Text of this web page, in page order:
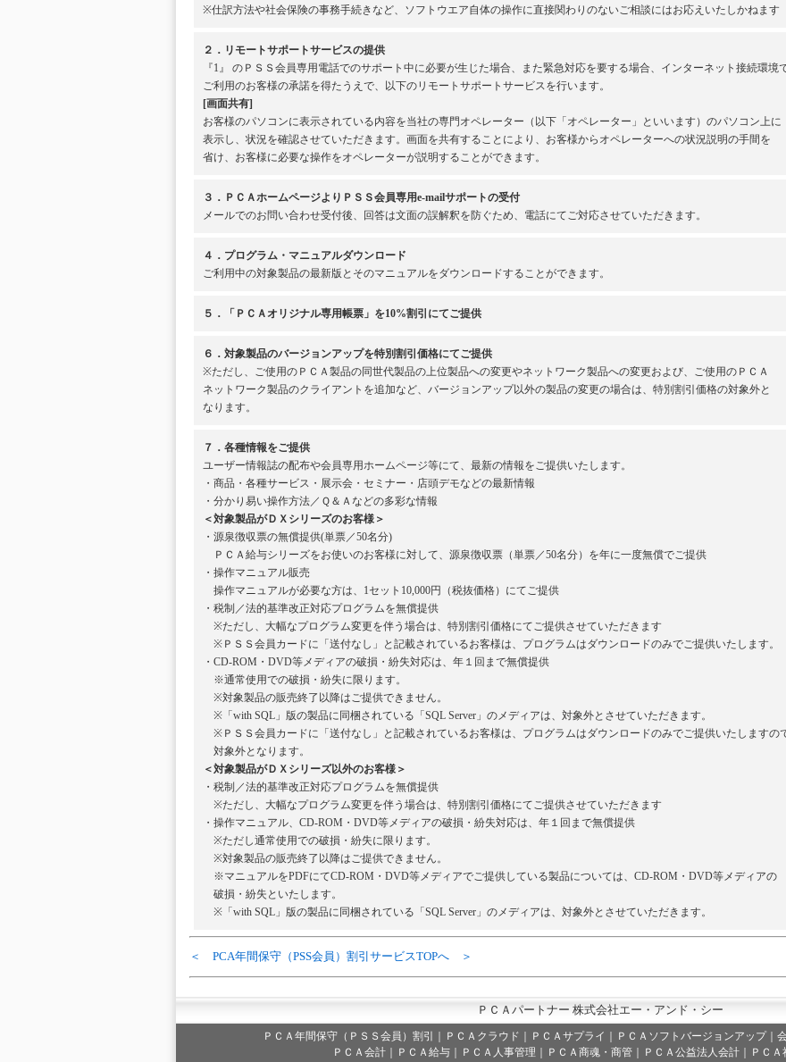
※仕訳方法や社会保険の事務手続きなど、ソフトウエア自体の操作に直接関わりのないご相談にはお応えいたしかねます
２．リモートサポートサービスの提供
『1』 のＰＳＳ会員専用電話でのサポート中に必要が生じた場合、また緊急対応を要する場合、インターネット接続環境
ご利用のお客様の承諾を得たうえで、以下のリモートサポートサービスを行います。
[画面共有]
お客様のパソコンに表示されている内容を当社の専門オペレーター（以下「オペレーター」といいます）のパソコン上に
表示し、状況を確認させていただきます。画面を共有することにより、お客様からオペレーターへの状況説明の手間を
省け、お客様に必要な操作をオペレーターが説明することができます。
３．ＰＣＡホームページよりＰＳＳ会員専用e-mailサポートの受付
メールでのお問い合わせ受付後、回答は文面の誤解釈を防ぐため、電話にてご対応させていただきます。
４．プログラム・マニュアルダウンロード
ご利用中の対象製品の最新版とそのマニュアルをダウンロードすることができます。
５．「ＰＣＡオリジナル専用帳票」を10%割引にてご提供
６．対象製品のバージョンアップを特別割引価格にてご提供
※ただし、ご使用のＰＣＡ製品の同世代製品の上位製品への変更やネットワーク製品への変更および、ご使用のＰＣＡ
ネットワーク製品のクライアントを追加など、バージョンアップ以外の製品の変更の場合は、特別割引価格の対象外と
なります。
７．各種情報をご提供
ユーザー情報誌の配布や会員専用ホームページ等にて、最新の情報をご提供いたします。
・商品・各種サービス・展示会・セミナー・店頭デモなどの最新情報
・分かり易い操作方法／Ｑ＆Ａなどの多彩な情報
＜対象製品がＤＸシリーズのお客様＞
・源泉徴収票の無償提供(単票／50名分)
ＰＣＡ給与シリーズをお使いのお客様に対して、源泉徴収票（単票／50名分）を年に一度無償でご提供
・操作マニュアル販売
操作マニュアルが必要な方は、1セット10,000円（税抜価格）にてご提供
・税制／法的基準改正対応プログラムを無償提供
※ただし、大幅なプログラム変更を伴う場合は、特別割引価格にてご提供させていただきます
※ＰＳＳ会員カードに「送付なし」と記載されているお客様は、プログラムはダウンロードのみでご提供いたします。
・CD-ROM・DVD等メディアの破損・紛失対応は、年１回まで無償提供
※通常使用での破損・紛失に限ります。
※対象製品の販売終了以降はご提供できません。
※「with SQL」版の製品に同梱されている「SQL Server」のメディアは、対象外とさせていただきます。
※ＰＳＳ会員カードに「送付なし」と記載されているお客様は、プログラムはダウンロードのみでご提供いたしますの
対象外となります。
＜対象製品がＤＸシリーズ以外のお客様＞
・税制／法的基準改正対応プログラムを無償提供
※ただし、大幅なプログラム変更を伴う場合は、特別割引価格にてご提供させていただきます
・操作マニュアル、CD-ROM・DVD等メディアの破損・紛失対応は、年１回まで無償提供
※ただし通常使用での破損・紛失に限ります。
※対象製品の販売終了以降はご提供できません。
※マニュアルをPDFにてCD-ROM・DVD等メディアでご提供している製品については、CD-ROM・DVD等メディアの
破損・紛失といたします。
※「with SQL」版の製品に同梱されている「SQL Server」のメディアは、対象外とさせていただきます。
＜ PCA年間保守（PSS会員）割引サービスTOPへ ＞
ＰＣＡパートナー 株式会社エー・アンド・シー
ＰＣＡ年間保守（ＰＳＳ会員）割引 ＰＣＡクラウド ＰＣＡサプライ ＰＣＡソフトバージョンアップ｜
ＰＣＡ会計｜ＰＣＡ給与｜ＰＣＡ人事管理｜ＰＣＡ商魂・商管｜ＰＣＡ公益法人会計｜ＰＣ